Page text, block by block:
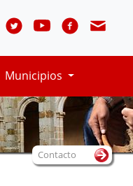
Municipios
Contacto